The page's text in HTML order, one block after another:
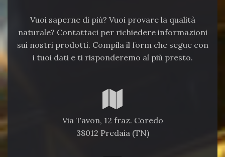
Vuoi saperne di più? Vuoi provare la qualità
naturale? Contattaci per richiedere informazioni
sui nostri prodotti. Compila il form che segue con
i tuoi dati e ti risponderemo al più presto.
Via Tavon, 12 fraz. Coredo
38012 Predaia (TN)